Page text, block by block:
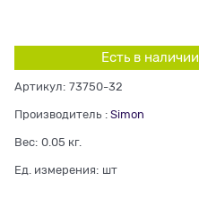
Есть в наличии
Артикул: 73750-32
Производитель : Simon
Вес: 0.05 кг.
Ед. измерения: шт